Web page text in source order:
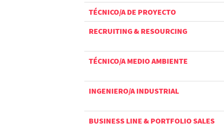
TÉCNICO/A DE PROYECTO
RECRUITING & RESOURCING
TÉCNICO/A MEDIO AMBIENTE
INGENIERO/A INDUSTRIAL
BUSINESS LINE & PORTFOLIO SALES